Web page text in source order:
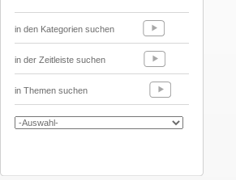
in den Kategorien suchen
in der Zeitleiste suchen
in Themen suchen